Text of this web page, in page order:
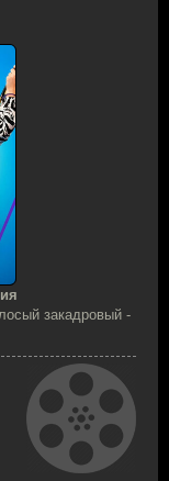
закадровый -